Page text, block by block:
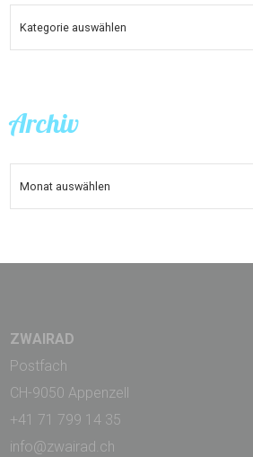
KATEGORIEN
Archiv
ARCHIV
ZWAIRAD
Postfach
CH-9050 Appenzell
+41 71 799 14 35
info@zwairad.ch